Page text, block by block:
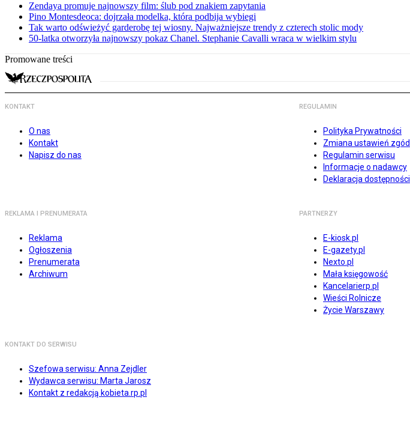
Zendaya promuje najnowszy film: ślub pod znakiem zapytania
Pino Montesdeoca: dojrzała modelka, która podbija wybiegi
Tak warto odświeżyć garderobę tej wiosny. Najważniejsze trendy z czterech stolic mody
50-latka otworzyła najnowszy pokaz Chanel. Stephanie Cavalli wraca w wielkim stylu
Promowane treści
KONTAKT
O nas
Kontakt
Napisz do nas
REGULAMIN
Polityka Prywatności
Zmiana ustawień zgód
Regulamin serwisu
Informacje o nadawcy
Deklaracja dostępności
REKLAMA I PRENUMERATA
Reklama
Ogłoszenia
Prenumerata
Archiwum
PARTNERZY
E-kiosk.pl
E-gazety.pl
Nexto.pl
Mała księgowość
Kancelarierp.pl
Wieści Rolnicze
Życie Warszawy
KONTAKT DO SERWISU
Szefowa serwisu: Anna Zejdler
Wydawca serwisu: Marta Jarosz
Kontakt z redakcją kobieta.rp.pl